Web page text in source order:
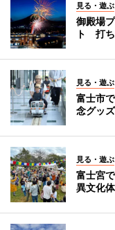
見る・遊ぶ
御殿場
ト 打ち
見る・遊ぶ
富士市
念グッ
見る・遊ぶ
富士宮
異文化